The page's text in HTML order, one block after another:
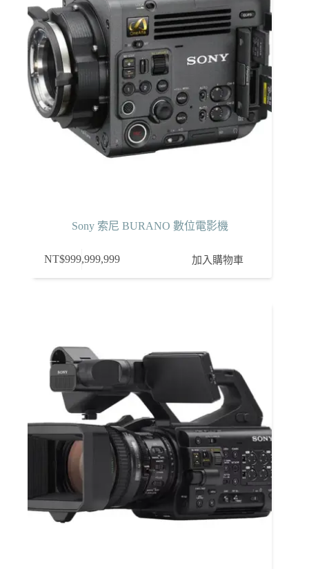
Sony 索尼 BURANO 數位電影機
NT$999,999,999 加入購物車